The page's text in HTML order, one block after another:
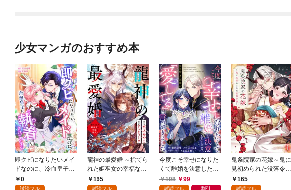
少女マンガのおすすめ本
即クビになりたいメイ
ドなのに、冷血皇子に
執着されています第1
話
0
試読フル
龍神の最愛婚 ～捨てら
れた姫巫女の幸福な嫁
入り～: 1
165
試読フル
今度こそ幸せになりた
くて離婚を決意したと
ころ、無表情な旦那様
が「愛してる」と言っ
198 99
試読フル 割引
鬼条院家の花嫁～鬼に
見初められた没落令嬢
～１165
試読フル